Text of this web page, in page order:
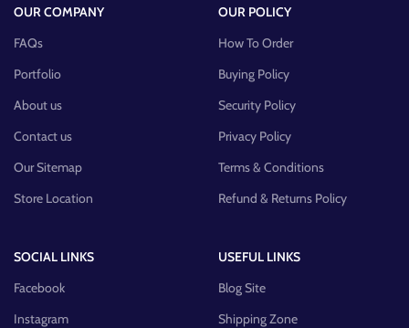
OUR COMPANY
FAQs
Portfolio
About us
Contact us
Our Sitemap
Store Location
OUR POLICY
How To Order
Buying Policy
Security Policy
Privacy Policy
Terms & Conditions
Refund & Returns Policy
SOCIAL LINKS
Facebook
Instagram
USEFUL LINKS
Blog Site
Shipping Zone